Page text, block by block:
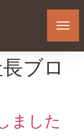
ブロ
ました